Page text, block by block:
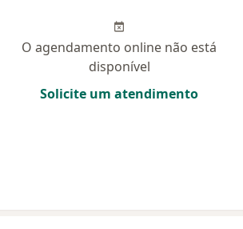
O agendamento online não está
disponível
Solicite um atendimento